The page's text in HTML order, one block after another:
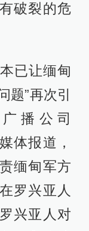
破裂的危
已让缅甸
题”再次引
播公司
体报道，
缅甸军方
罗兴亚人
兴亚人对